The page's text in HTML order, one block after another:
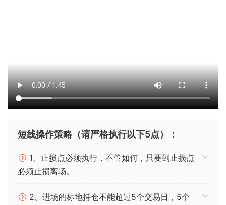
短线操作策略（请严格执行以下5点）：
1、止损点必须执行，不管如何，只要到止损点
必须止损离场。
2、进场的标地持仓不能超过5个交易日，5个